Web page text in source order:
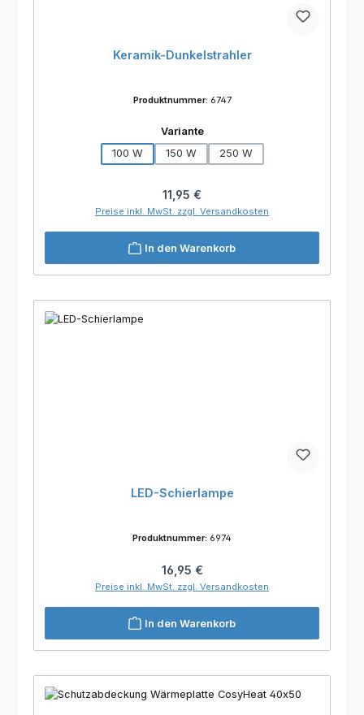
Keramik-Dunkelstrahler
Produktnummer: 6747
Varianteauswählen
100 W
150 W 250 W
Regulärer Preis:
11,95 €
Preise inkl. MwSt. zzgl. Versandkosten
In den Warenkorb
LED-Schierlampe
Produktnummer: 6974
Regulärer Preis:
16,95 €
Preise inkl. MwSt. zzgl. Versandkosten
In den Warenkorb